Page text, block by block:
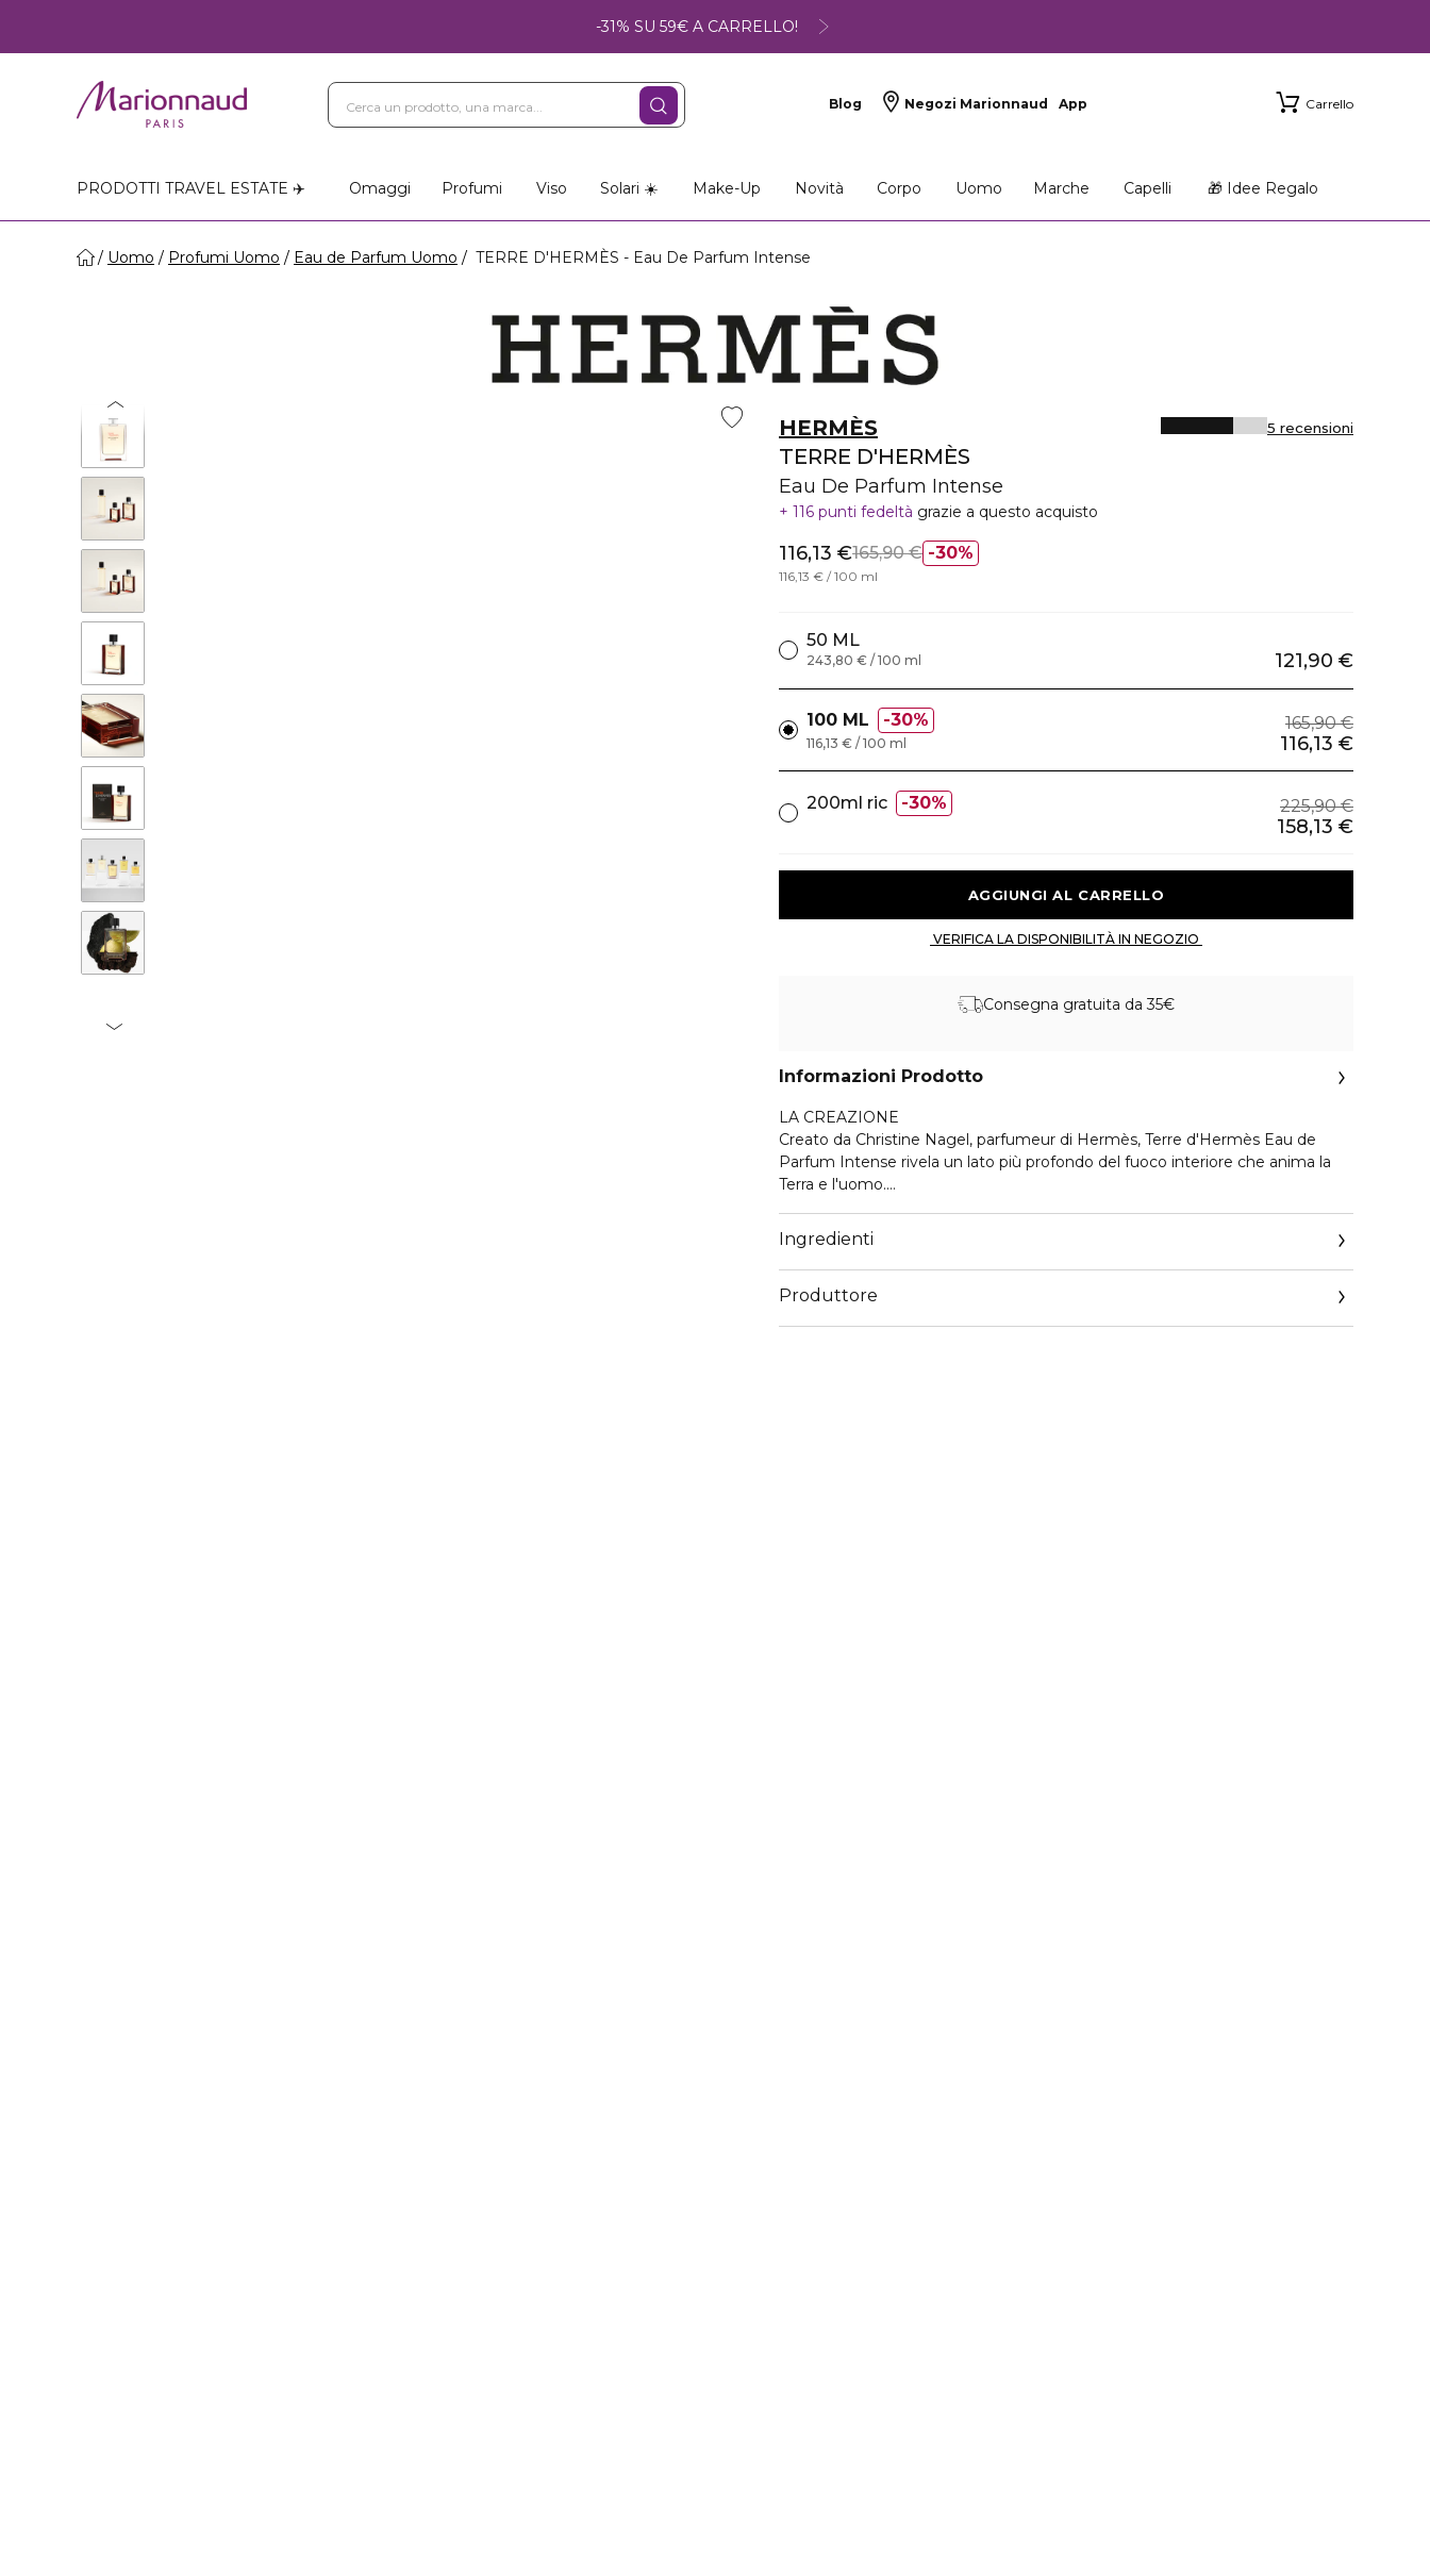
-31% SU 59€ A CARRELLO!
Blog Negozi Marionnaud App Carrello
PRODOTTI TRAVEL ESTATE ✈️ Omaggi Profumi Viso Solari ☀️ Make-Up Novità Corpo Uomo Marche Capelli 🎁 Idee Regalo
Uomo Profumi Uomo Eau de Parfum Uomo TERRE D'HERMÈS - Eau De Parfum Intense
HERMÈS
TERRE D'HERMÈS
Eau De Parfum Intense
5 recensioni
116 punti fedeltà grazie a questo acquisto
30%
116,13 €165,90 €
116,13 € / 100 ml
50 ML
121,90 €
243,80 € / 100 ml
100 ML 30% 165,90 €
116,13 €
116,13 € / 100 ml
200ml ric 30% 225,90 €
158,13 €
Consegna gratuita da 35€
Informazioni Prodotto
LA CREAZIONE
Creato da Christine Nagel, parfumeur di Hermès, Terre d'Hermès Eau de
Parfum Intense rivela un lato più profondo del fuoco interiore che anima la
Terra e l'uomo.
LE NOTE OLFATTIVE
Fragranza profonda e boisé, Terre d'Hermès Eau de Parfum Intense combina
un bergamotto vivace con un legno ardente, sostenuti dalle note minerali di
un’intensa pietra lavica.
Ingredienti
Produttore